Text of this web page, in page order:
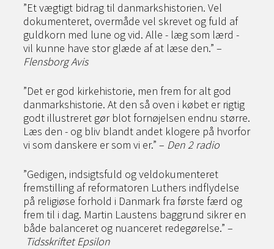
”Et vægtigt bidrag til danmarkshistorien. Vel
dokumenteret, overmåde vel skrevet og fuld af
guldkorn med lune og vid. Alle - læg som lærd -
vil kunne have stor glæde af at læse den.” –
Flensborg Avis
”Det er god kirkehistorie, men frem for alt god
danmarkshistorie. At den så oven i købet er rigtig
godt illustreret gør blot fornøjelsen endnu større.
Læs den - og bliv blandt andet klogere på hvorfor
vi som danskere er som vi er.” – Den 2 radio
”Gedigen, indsigtsfuld og veldokumenteret
fremstilling af reformatoren Luthers indflydelse
på religiøse forhold i Danmark fra første færd og
frem til i dag. Martin Laustens baggrund sikrer en
både balanceret og nuanceret redegørelse.” –
Tidsskriftet Epsilon